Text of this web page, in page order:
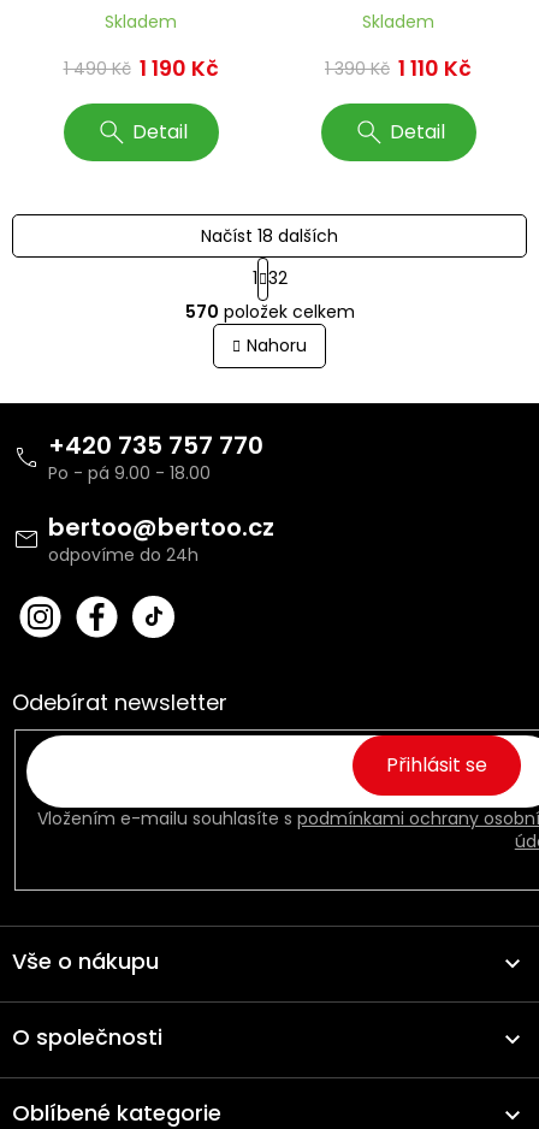
Skladem
1 490 Kč 1 190 Kč
Detail
Skladem
1 390 Kč 1 110 Kč
Detail
O
v
l
á
v
Načíst 18 dalších
S
t
r
á
n
k
v
1 32
570 položek celkem
Nahoru
Z
bertoo@bertoo.cz
+420 735 757 770
bert
oo_
Fac
ebo
Odebírat newsletter
Vložením e-mailu souhlasíte s podmínkami ochrany
Přihlásit se
Vše o nákupu
O společnosti
Oblíbené kategorie